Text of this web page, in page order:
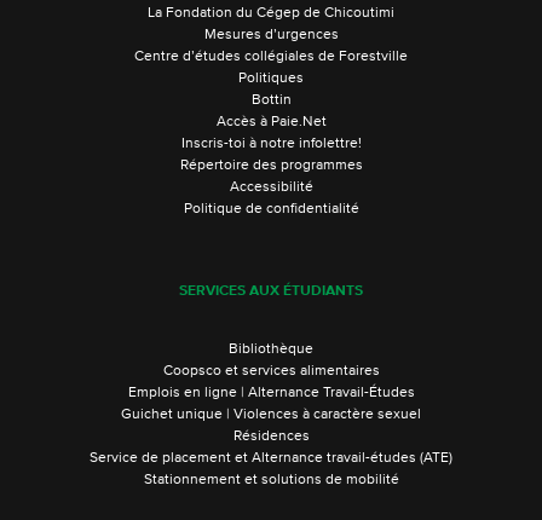
La Fondation du Cégep de Chicoutimi
Mesures d’urgences
Centre d’études collégiales de Forestville
Politiques
Bottin
Accès à Paie.Net
Inscris-toi à notre infolettre!
Répertoire des programmes
Accessibilité
Politique de confidentialité
SERVICES AUX ÉTUDIANTS
Bibliothèque
Coopsco et services alimentaires
Emplois en ligne | Alternance Travail-Études
Guichet unique | Violences à caractère sexuel
Résidences
Service de placement et Alternance travail-études (ATE)
Stationnement et solutions de mobilité